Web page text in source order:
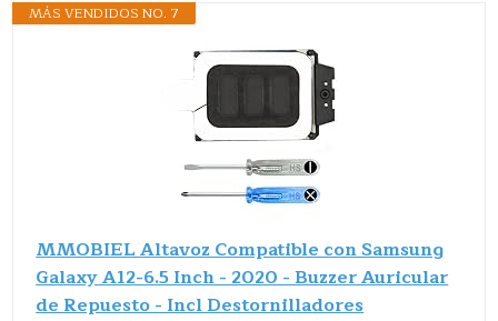
MÁS VENDIDOS NO. 7
MMOBIEL Altavoz Compatible con Samsung
Galaxy A12-6.5 Inch - 2020 - Buzzer Auricular
de Repuesto - Incl Destornilladores